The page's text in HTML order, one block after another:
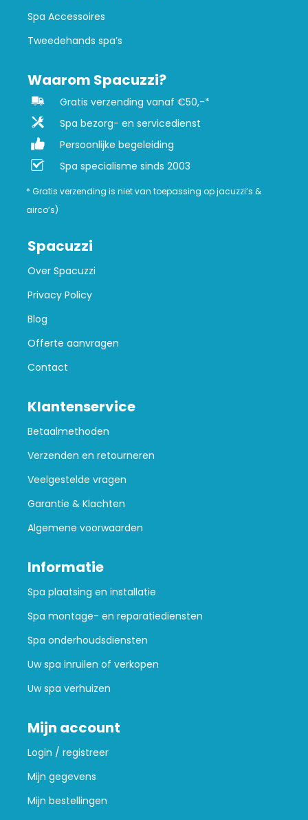
Spa Accessoires
Tweedehands spa’s
Waarom Spacuzzi?
Gratis verzending vanaf €50,-*
Spa bezorg- en servicedienst
Persoonlijke begeleiding
Spa specialisme sinds 2003
* Gratis verzending is niet van toepassing op jacuzzi’s &
airco’s)
Spacuzzi
Over Spacuzzi
Privacy Policy
Blog
Offerte aanvragen
Contact
Klantenservice
Betaalmethoden
Verzenden en retourneren
Veelgestelde vragen
Garantie & Klachten
Algemene voorwaarden
Informatie
Spa plaatsing en installatie
Spa montage- en reparatiediensten
Spa onderhoudsdiensten
Uw spa inruilen of verkopen
Uw spa verhuizen
Mijn account
Login / registreer
Mijn gegevens
Mijn bestellingen